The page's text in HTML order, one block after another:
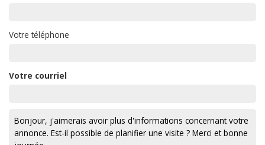
Votre téléphone
Votre courriel